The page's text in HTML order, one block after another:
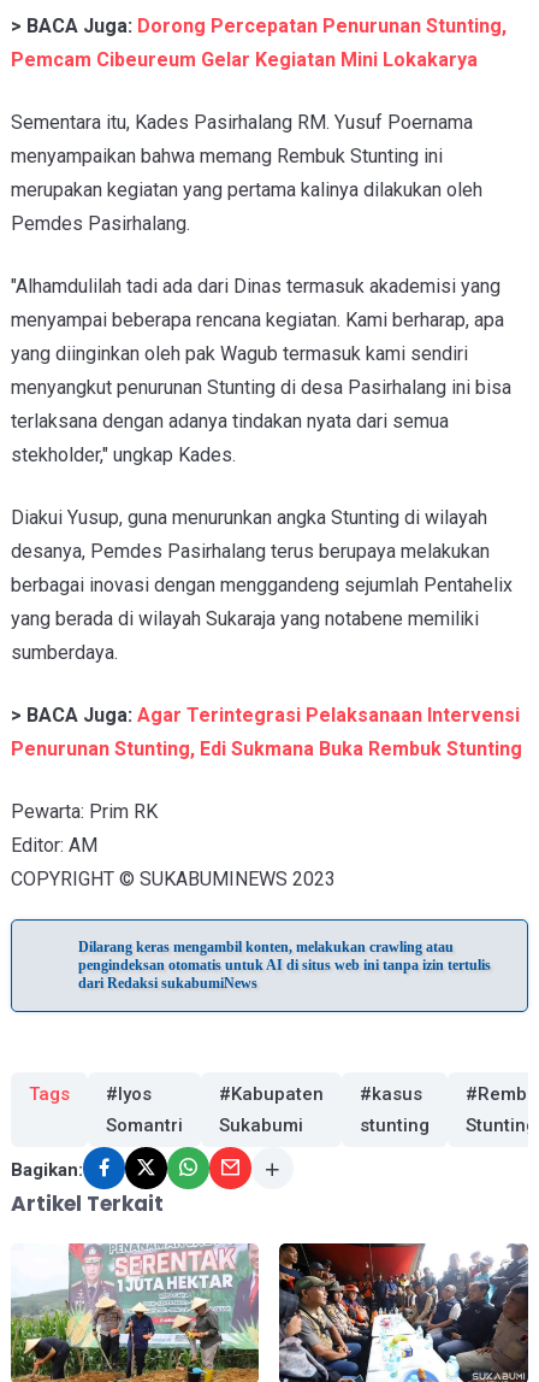
> BACA Juga: Dorong Percepatan Penurunan Stunting,
Pemcam Cibeureum Gelar Kegiatan Mini Lokakarya
Sementara itu, Kades Pasirhalang RM. Yusuf Poernama
menyampaikan bahwa memang Rembuk Stunting ini
merupakan kegiatan yang pertama kalinya dilakukan oleh
Pemdes Pasirhalang.
"Alhamdulilah tadi ada dari Dinas termasuk akademisi yang
menyampai beberapa rencana kegiatan. Kami berharap, apa
yang diinginkan oleh pak Wagub termasuk kami sendiri
menyangkut penurunan Stunting di desa Pasirhalang ini bisa
terlaksana dengan adanya tindakan nyata dari semua
stekholder," ungkap Kades.
Diakui Yusup, guna menurunkan angka Stunting di wilayah
desanya, Pemdes Pasirhalang terus berupaya melakukan
berbagai inovasi dengan menggandeng sejumlah Pentahelix
yang berada di wilayah Sukaraja yang notabene memiliki
sumberdaya.
> BACA Juga: Agar Terintegrasi Pelaksanaan Intervensi
Penurunan Stunting, Edi Sukmana Buka Rembuk Stunting
Pewarta: Prim RK
Editor: AM
COPYRIGHT © SUKABUMINEWS 2023
Dilarang keras mengambil konten, melakukan crawling atau
pengindeksan otomatis untuk AI di situs web ini tanpa izin tertulis
dari Redaksi sukabumiNews
Tags
#Iyos
Somantri
#Kabupaten
Sukabumi
#kasus
stunting
Stunting
Bagikan:
Artikel Terkait